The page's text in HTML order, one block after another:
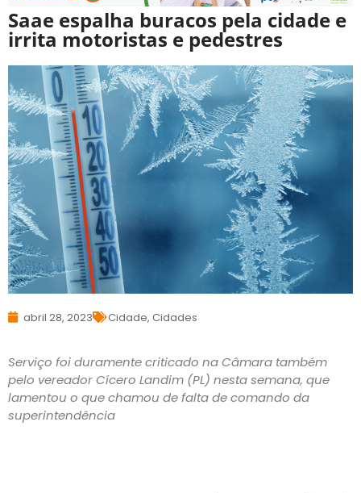
Saae espalha buracos pela cidade e
irrita motoristas e pedestres
abril 28, 2023 Cidade, Cidades
Serviço foi duramente criticado na Câmara também
pelo vereador Cícero Landim (PL) nesta semana, que
lamentou o que chamou de falta de comando da
superintendência